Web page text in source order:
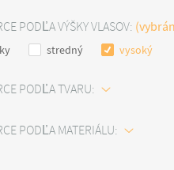
PODĽA VÝŠKY VLASOV:
stredný vysoký
PODĽA TVARU:
PODĽA MATERIÁLU: